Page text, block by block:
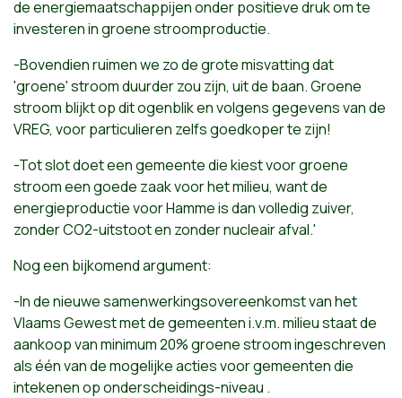
de energiemaatschappijen onder positieve druk om te
investeren in groene stroomproductie.
-Bovendien ruimen we zo de grote misvatting dat
'groene' stroom duurder zou zijn, uit de baan. Groene
stroom blijkt op dit ogenblik en volgens gegevens van de
VREG, voor particulieren zelfs goedkoper te zijn!
-Tot slot doet een gemeente die kiest voor groene
stroom een goede zaak voor het milieu, want de
energieproductie voor Hamme is dan volledig zuiver,
zonder CO2-uitstoot en zonder nucleair afval.'
Nog een bijkomend argument:
-In de nieuwe samenwerkingsovereenkomst van het
Vlaams Gewest met de gemeenten i.v.m. milieu staat de
aankoop van minimum 20% groene stroom ingeschreven
als één van de mogelijke acties voor gemeenten die
intekenen op onderscheidings-niveau .